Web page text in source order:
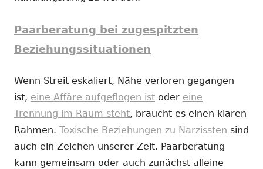
Paarberatung bei zugespitzten
Beziehungssituationen
Wenn Streit eskaliert, Nähe verloren gegangen
ist, eine Affäre aufgeflogen ist oder eine
Trennung im Raum steht, braucht es einen klaren
Rahmen. Toxische Beziehungen zu Narzissten sind
auch ein Zeichen unserer Zeit. Paarberatung
kann gemeinsam oder auch zunächst alleine